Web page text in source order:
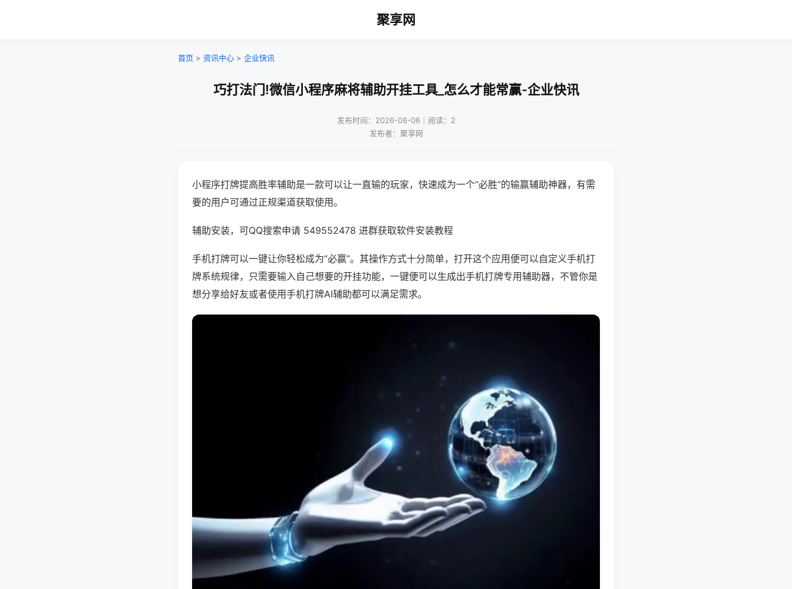
聚享网
首页 > 资讯中心 > 企业快讯
巧打法门!微信小程序麻将辅助开挂工具_怎么才能常赢-企业快讯
发布时间：2026-08-06｜阅读：2
发布者：聚享网
小程序打牌提高胜率辅助是一款可以让一直输的玩家，快速成为一个“必胜”的输赢辅助神器，有需
要的用户可通过正规渠道获取使用。
辅助安装，可QQ搜索申请 549552478 进群获取软件安装教程
手机打牌可以一键让你轻松成为“必赢”。其操作方式十分简单，打开这个应用便可以自定义手机打
牌系统规律，只需要输入自己想要的开挂功能，一键便可以生成出手机打牌专用辅助器，不管你是
想分享给好友或者使用手机打牌AI辅助都可以满足需求。